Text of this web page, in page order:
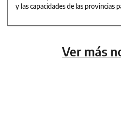
y las capacidades de las provincias
Ver más